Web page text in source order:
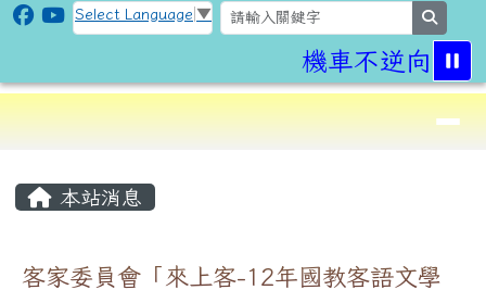
跳至主內容區
CLPS Site
Select Language ▼
機車不逆向,行
⏸
導覽列
本站消息
客家委員會「來上客-12年國教客語文學